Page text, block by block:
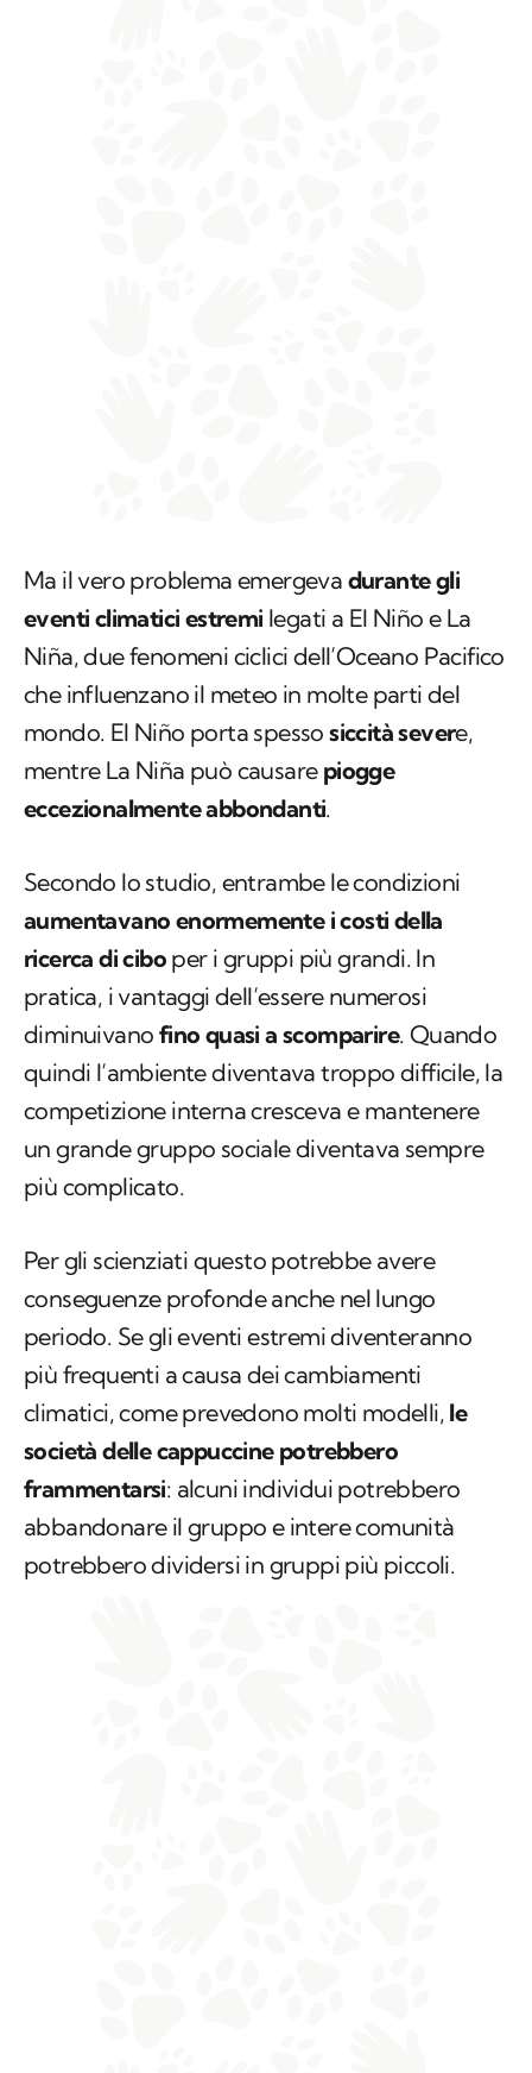
Ma il vero problema emergeva durante gli
eventi climatici estremi legati a El Niño e La
Niña, due fenomeni ciclici dell’Oceano Pacifico
che influenzano il meteo in molte parti del
mondo. El Niño porta spesso siccità severe,
mentre La Niña può causare piogge
eccezionalmente abbondanti.
Secondo lo studio, entrambe le condizioni
aumentavano enormemente i costi della
ricerca di cibo per i gruppi più grandi. In
pratica, i vantaggi dell’essere numerosi
diminuivano fino quasi a scomparire. Quando
quindi l’ambiente diventava troppo difficile, la
competizione interna cresceva e mantenere
un grande gruppo sociale diventava sempre
più complicato.
Per gli scienziati questo potrebbe avere
conseguenze profonde anche nel lungo
periodo. Se gli eventi estremi diventeranno
più frequenti a causa dei cambiamenti
climatici, come prevedono molti modelli, le
società delle cappuccine potrebbero
frammentarsi: alcuni individui potrebbero
abbandonare il gruppo e intere comunità
potrebbero dividersi in gruppi più piccoli.